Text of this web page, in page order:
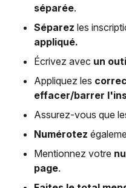
séparée.
Séparez les
appliqué.
Écrivez avec un
Appliquez les
effacer/barrer
Assurez-vous que
Numérotez
Mentionnez votre
page.